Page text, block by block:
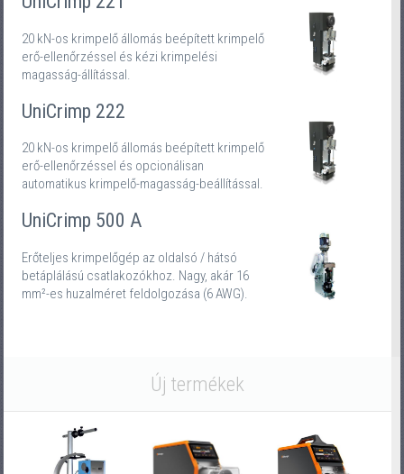
20 kN-os krimpelő állomás beépített krimpelő
erő-ellenőrzéssel és kézi krimpelési
magasság-állítással.
UniCrimp 222
20 kN-os krimpelő állomás beépített krimpelő
erő-ellenőrzéssel és opcionálisan
automatikus krimpelő-magasság-beállítással.
UniCrimp 500 A
Erőteljes krimpelőgép az oldalsó / hátsó
betáplálású csatlakozókhoz. Nagy, akár 16
mm²-es huzalméret feldolgozása (6 AWG).
Új termékek